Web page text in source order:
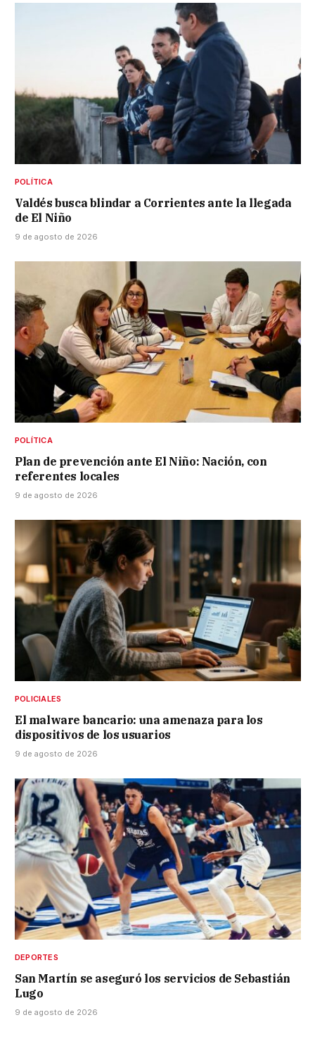
POLÍTICA
Valdés busca blindar a Corrientes ante la llegada
de El Niño
9 de agosto de 2026
POLÍTICA
Plan de prevención ante El Niño: Nación, con
referentes locales
9 de agosto de 2026
POLICIALES
El malware bancario: una amenaza para los
dispositivos de los usuarios
9 de agosto de 2026
DEPORTES
San Martín se aseguró los servicios de Sebastián
Lugo
9 de agosto de 2026